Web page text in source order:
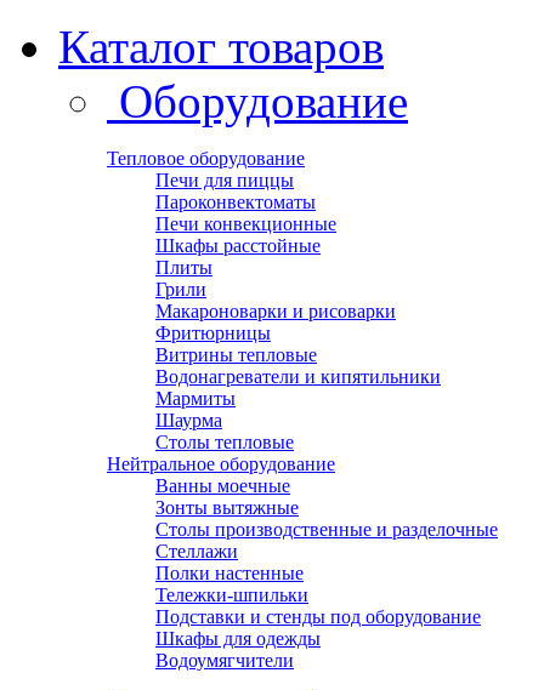
Каталог товаров
Оборудование
Тепловое оборудование
Печи для пиццы
Пароконвектоматы
Печи конвекционные
Шкафы расстойные
Плиты
Грили
Макароноварки и рисоварки
Фритюрницы
Витрины тепловые
Водонагреватели и кипятильники
Мармиты
Шаурма
Столы тепловые
Нейтральное оборудование
Ванны моечные
Зонты вытяжные
Столы производственные и разделочные
Стеллажи
Полки настенные
Тележки-шпильки
Подставки и стенды под оборудование
Шкафы для одежды
Водоумягчители